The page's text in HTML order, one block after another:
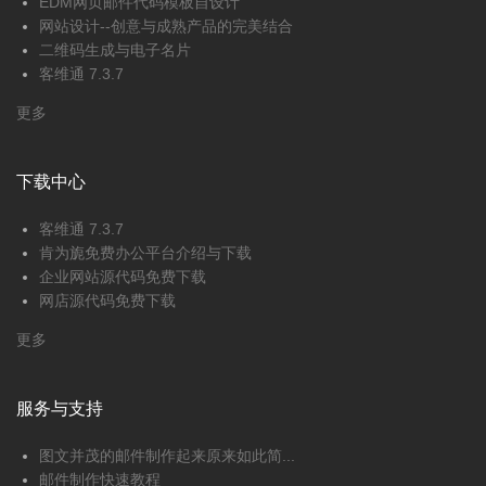
网站设计--创意与成熟产品的完美结合
二维码生成与电子名片
客维通 7.3.7
更多
下载中心
客维通 7.3.7
肯为旎免费办公平台介绍与下载
企业网站源代码免费下载
网店源代码免费下载
更多
服务与支持
图文并茂的邮件制作起来原来如此简...
邮件制作快速教程